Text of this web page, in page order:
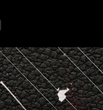
공지사항 업데이트